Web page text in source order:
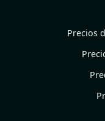
Precios